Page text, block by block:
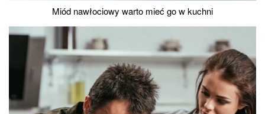
Miód nawłociowy warto mieć go w kuchni